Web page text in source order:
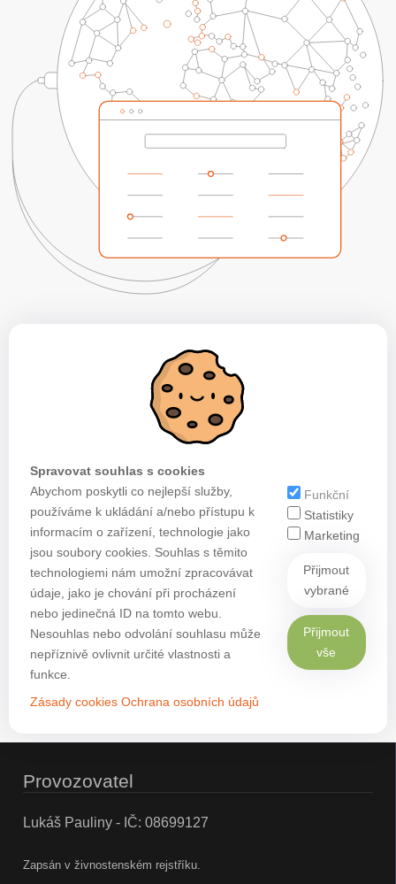
Spravovat souhlas s cookies
Abychom poskytli co nejlepší služby,
používáme k ukládání a/nebo přístupu k
informacím o zařízení, technologie jako
jsou soubory cookies. Souhlas s těmito
technologiemi nám umožní zpracovávat
údaje, jako je chování při procházení
nebo jedinečná ID na tomto webu.
Nesouhlas nebo odvolání souhlasu může
nepříznivě ovlivnit určité vlastnosti a
funkce.
Zásady cookies Ochrana osobních údajů
Funkční
Statistiky
Marketing
Přijmout
vybrané
Přijmout
vše
Provozovatel
Lukáš Pauliny - IČ: 08699127
Zapsán v živnostenském rejstříku.